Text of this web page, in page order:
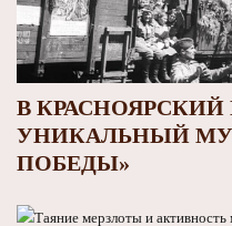
В КРАСНОЯРСКИЙ
УНИКАЛЬНЫЙ
ПОБЕДЫ»